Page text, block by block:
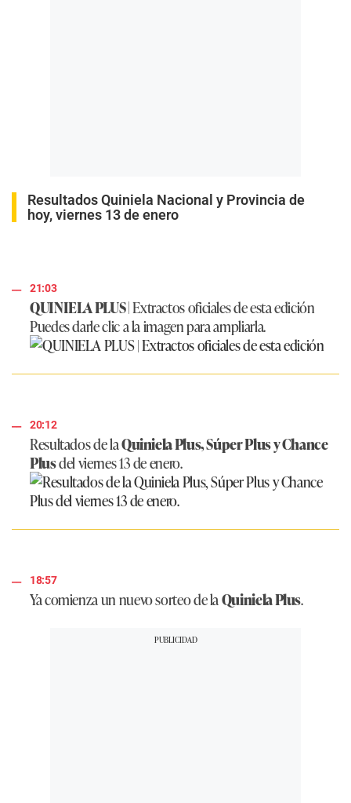
Resultados Quiniela Nacional y Provincia de
hoy, viernes 13 de enero
21:03
QUINIELA PLUS |Extractos oficiales de esta edición
Puedes darle clic a la imagen para ampliarla.
20:12
Resultados de laQuiniela Plus, Súper Plus y Chance
Plusdel viernes 13 de enero.
18:57
Ya comienza un nuevo sorteo de laQuiniela Plus.